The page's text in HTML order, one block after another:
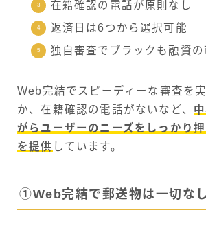
在籍確認の電話が原則なし
返済日は6つから選択可能
独自審査でブラックも融資の
Web完結でスピーディーな審査を
か、在籍確認の電話がないなど、
がらユーザーのニーズをしっかり
を提供 しています。
①Web完結で郵送物は一切なし